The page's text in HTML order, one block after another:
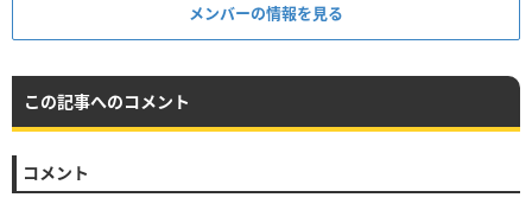
メンバーの情報を見る
この記事へのコメント
コメント